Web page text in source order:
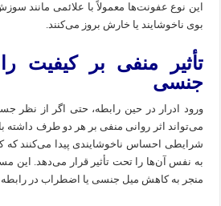
این نوع عفونت‌ها معمولاً با علائمی مانند
بوی ناخوشایند یا خارش بروز می‌کنند.
تأثیر منفی بر کیفیت
جنسی
ورود ادرار در حین رابطه، حتی اگر از نظر
می‌تواند اثر روانی منفی بر هر دو طرف داشته
شرایطی احساس ناخوشایندی پیدا می‌کنند که
به نفس آن‌ها را تحت تأثیر قرار می‌دهد. این
منجر به کاهش میل جنسی یا اضطراب در